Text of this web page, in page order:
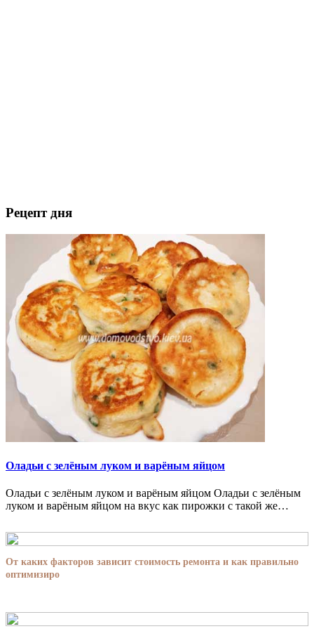
Рецепт дня
Оладьи с зелёным луком и варёным яйцом
Оладьи с зелёным луком и варёным яйцом Оладьи с зелёным
луком и варёным яйцом на вкус как пирожки с такой же…
От каких факторов зависит стоимость ремонта и как правильно
оптимизиро